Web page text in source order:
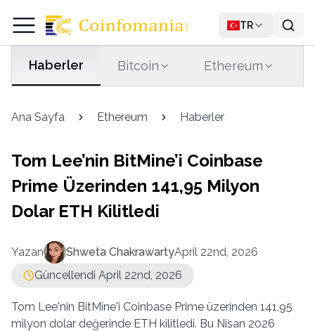
TR
Haberler Bitcoin Ethereum
Ana Sayfa Ethereum Haberler
Tom Lee’nin BitMine’i Coinbase
Prime Üzerinden 141,95 Milyon
Dolar ETH Kilitledi
Yazan Shweta ChakrawartyApril 22nd, 2026
Güncellendi April 22nd, 2026
Tom Lee'nin BitMine'i Coinbase Prime üzerinden 141,95
milyon dolar değerinde ETH kilitledi. Bu Nisan 2026